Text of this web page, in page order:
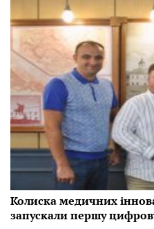
Колиска медичних
запускали першу